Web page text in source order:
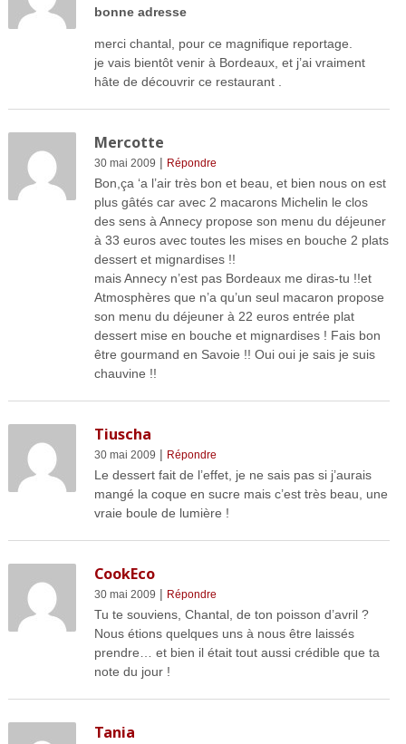
bonne adresse
merci chantal, pour ce magnifique reportage.
je vais bientôt venir à Bordeaux, et j’ai vraiment
hâte de découvrir ce restaurant .
Mercotte
30 mai 2009 | Répondre
Bon,ça ‘a l’air très bon et beau, et bien nous on est
plus gâtés car avec 2 macarons Michelin le clos
des sens à Annecy propose son menu du déjeuner
à 33 euros avec toutes les mises en bouche 2 plats
dessert et mignardises !!
mais Annecy n’est pas Bordeaux me diras-tu !!et
Atmosphères que n’a qu’un seul macaron propose
son menu du déjeuner à 22 euros entrée plat
dessert mise en bouche et mignardises ! Fais bon
être gourmand en Savoie !! Oui oui je sais je suis
chauvine !!
Tiuscha
30 mai 2009 | Répondre
Le dessert fait de l’effet, je ne sais pas si j’aurais
mangé la coque en sucre mais c’est très beau, une
vraie boule de lumière !
CookEco
30 mai 2009 | Répondre
Tu te souviens, Chantal, de ton poisson d’avril ?
Nous étions quelques uns à nous être laissés
prendre… et bien il était tout aussi crédible que ta
note du jour !
Tania